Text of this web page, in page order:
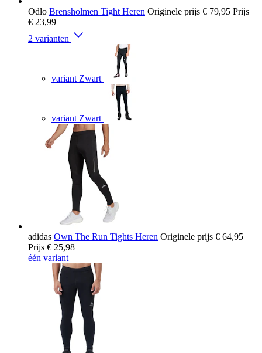
Odlo Brensholmen Tight Heren Originele prijs € 79,95 Prijs
€ 23,99
2 varianten
variant Zwart
variant Zwart
adidas Own The Run Tights Heren Originele prijs € 64,95
Prijs € 25,98
één variant